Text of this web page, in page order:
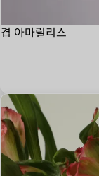
겹 아마릴리스